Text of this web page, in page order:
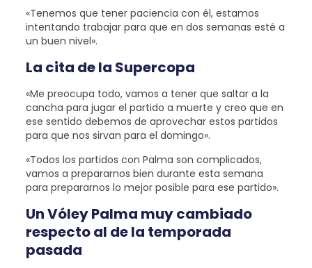
«Tenemos que tener paciencia con él, estamos
intentando trabajar para que en dos semanas esté a
un buen nivel».
La cita de la Supercopa
«Me preocupa todo, vamos a tener que saltar a la
cancha para jugar el partido a muerte y creo que en
ese sentido debemos de aprovechar estos partidos
para que nos sirvan para el domingo».
«Todos los partidos con Palma son complicados,
vamos a prepararnos bien durante esta semana
para prepararnos lo mejor posible para ese partido».
Un Vóley Palma muy cambiado
respecto al de la temporada
pasada